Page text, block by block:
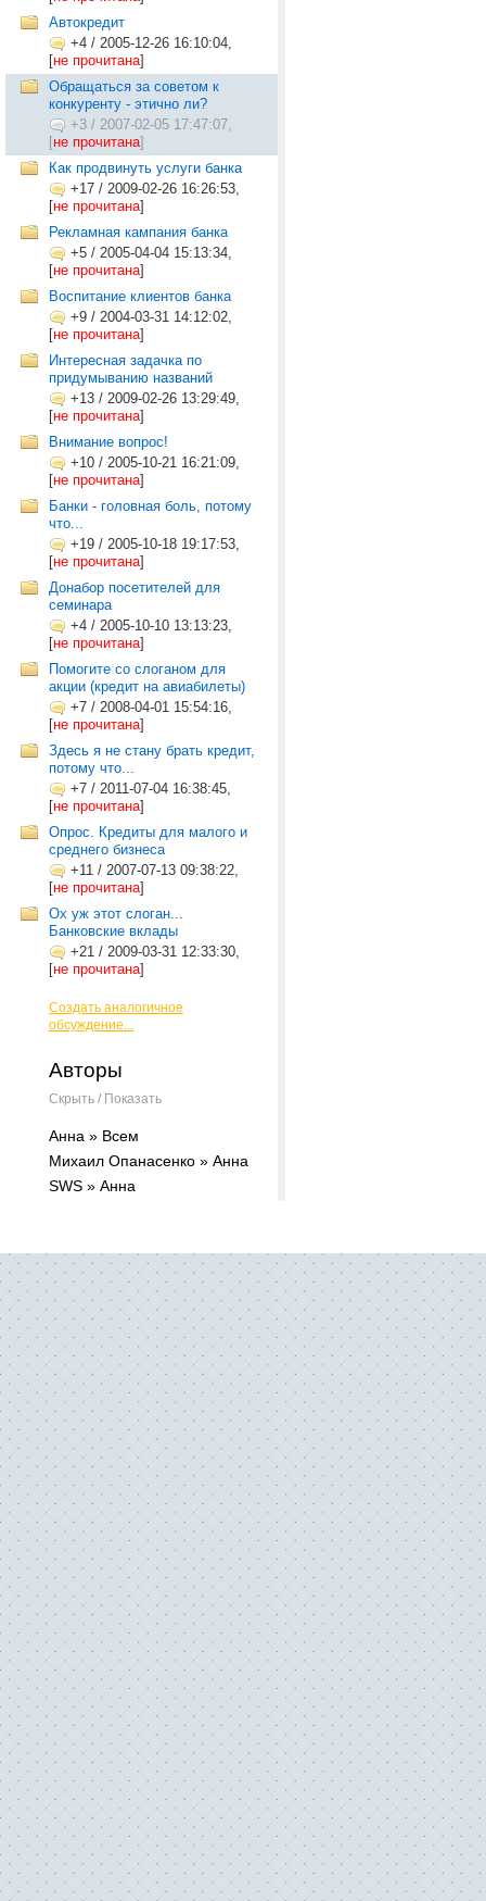
Автокредит
+4 / 2005-12-26 16:10:04,
[не прочитана]
Обращаться за советом к
конкуренту - этично ли?
+3 / 2007-02-05 17:47:07,
[не прочитана]
Как продвинуть услуги банка
+17 / 2009-02-26 16:26:53,
[не прочитана]
Рекламная кампания банка
+5 / 2005-04-04 15:13:34,
[не прочитана]
Воспитание клиентов банка
+9 / 2004-03-31 14:12:02,
[не прочитана]
Интересная задачка по
придумыванию названий
+13 / 2009-02-26 13:29:49,
[не прочитана]
Внимание вопрос!
+10 / 2005-10-21 16:21:09,
[не прочитана]
Банки - головная боль, потому
что...
+19 / 2005-10-18 19:17:53,
[не прочитана]
Донабор посетителей для
семинара
+4 / 2005-10-10 13:13:23,
[не прочитана]
Помогите со слоганом для
акции (кредит на авиабилеты)
+7 / 2008-04-01 15:54:16,
[не прочитана]
Здесь я не стану брать кредит,
потому что...
+7 / 2011-07-04 16:38:45,
[не прочитана]
Опрос. Кредиты для малого и
среднего бизнеса
+11 / 2007-07-13 09:38:22,
[не прочитана]
Ох уж этот слоган...
Банковские вклады
+21 / 2009-03-31 12:33:30,
[не прочитана]
Создать аналогичное
обсуждение...
Авторы
Скрыть / Показать
Анна » Всем
Михаил Опанасенко » Анна
SWS » Анна